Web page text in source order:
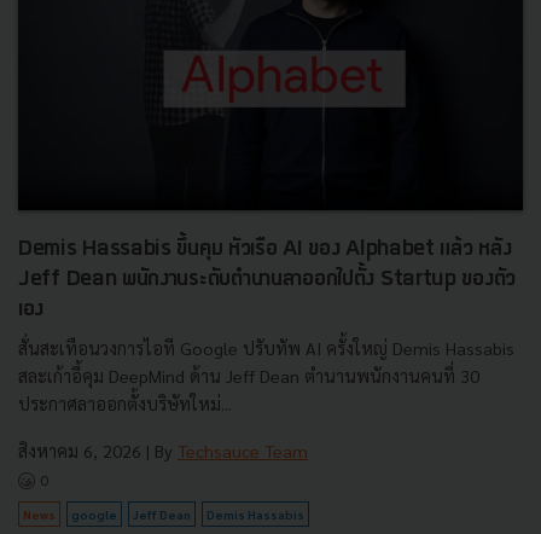
Demis Hassabis ขึ้นคุม หัวเรือ AI ของ Alphabet แล้ว หลัง
Jeff Dean พนักงานระดับตำนานลาออกไปตั้ง Startup ของตัว
เอง
สั่นสะเทือนวงการไอที Google ปรับทัพ AI ครั้งใหญ่ Demis Hassabis
สละเก้าอี้คุม DeepMind ด้าน Jeff Dean ตำนานพนักงานคนที่ 30
ประกาศลาออกตั้งบริษัทใหม่...
สิงหาคม 6, 2026 | By Techsauce Team
0
News google Jeff Dean Demis Hassabis